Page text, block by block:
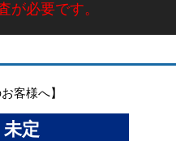
が必要です。
客様へ】
定